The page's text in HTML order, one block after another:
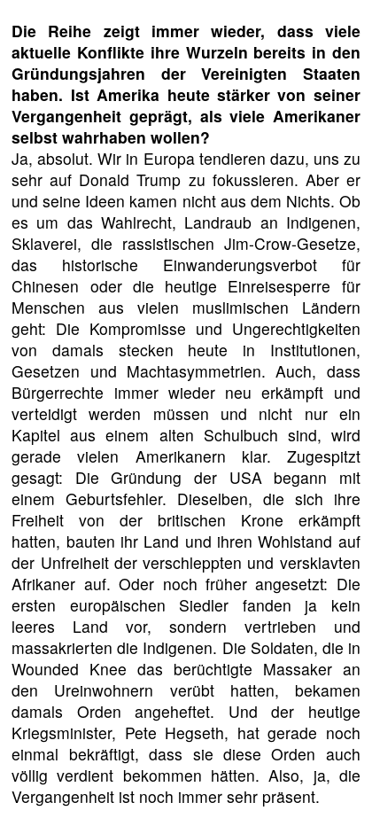
Die Reihe zeigt immer wieder, dass viele
aktuelle Konflikte ihre Wurzeln bereits in den
Gründungsjahren der Vereinigten Staaten
haben. Ist Amerika heute stärker von seiner
Vergangenheit geprägt, als viele Amerikaner
selbst wahrhaben wollen?
Ja, absolut. Wir in Europa tendieren dazu, uns zu
sehr auf Donald Trump zu fokussieren. Aber er
und seine Ideen kamen nicht aus dem Nichts. Ob
es um das Wahlrecht, Landraub an Indigenen,
Sklaverei, die rassistischen Jim-Crow-Gesetze,
das historische Einwanderungsverbot für
Chinesen oder die heutige Einreisesperre für
Menschen aus vielen muslimischen Ländern
geht: Die Kompromisse und Ungerechtigkeiten
von damals stecken heute in Institutionen,
Gesetzen und Machtasymmetrien. Auch, dass
Bürgerrechte immer wieder neu erkämpft und
verteidigt werden müssen und nicht nur ein
Kapitel aus einem alten Schulbuch sind, wird
gerade vielen Amerikanern klar. Zugespitzt
gesagt: Die Gründung der USA begann mit
einem Geburtsfehler. Dieselben, die sich ihre
Freiheit von der britischen Krone erkämpft
hatten, bauten ihr Land und ihren Wohlstand auf
der Unfreiheit der verschleppten und versklavten
Afrikaner auf. Oder noch früher angesetzt: Die
ersten europäischen Siedler fanden ja kein
leeres Land vor, sondern vertrieben und
massakrierten die Indigenen. Die Soldaten, die in
Wounded Knee das berüchtigte Massaker an
den Ureinwohnern verübt hatten, bekamen
damals Orden angeheftet. Und der heutige
Kriegsminister, Pete Hegseth, hat gerade noch
einmal bekräftigt, dass sie diese Orden auch
völlig verdient bekommen hätten. Also, ja, die
Vergangenheit ist noch immer sehr präsent.